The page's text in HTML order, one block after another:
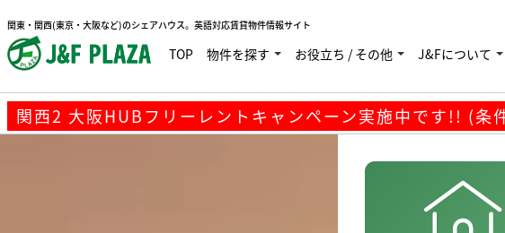
関東・関西(東京・大阪など)のシェアハウス。英語対応賃貸物件情報サイト
TOP 物件を探す お役立ち / その他 J&Fについて
関西2 大阪HUBフリーレントキャンペーン実施中です!! (条件